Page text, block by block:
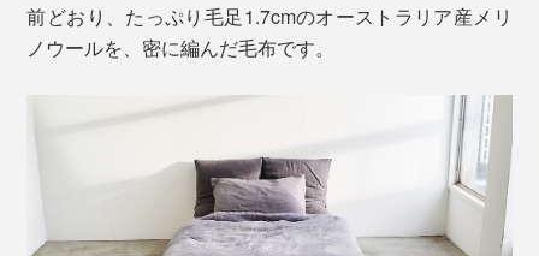
前どおり、たっぷり毛足1.7cmのオーストラリア産メリ
ノウールを、密に編んだ毛布です。